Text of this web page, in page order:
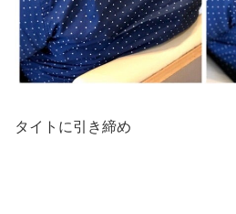
タイトに引き締め